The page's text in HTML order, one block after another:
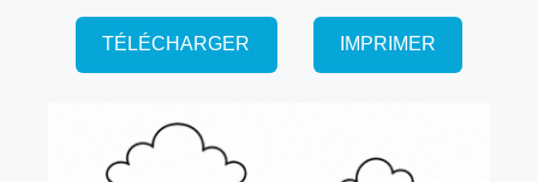
TÉLÉCHARGER IMPRIMER